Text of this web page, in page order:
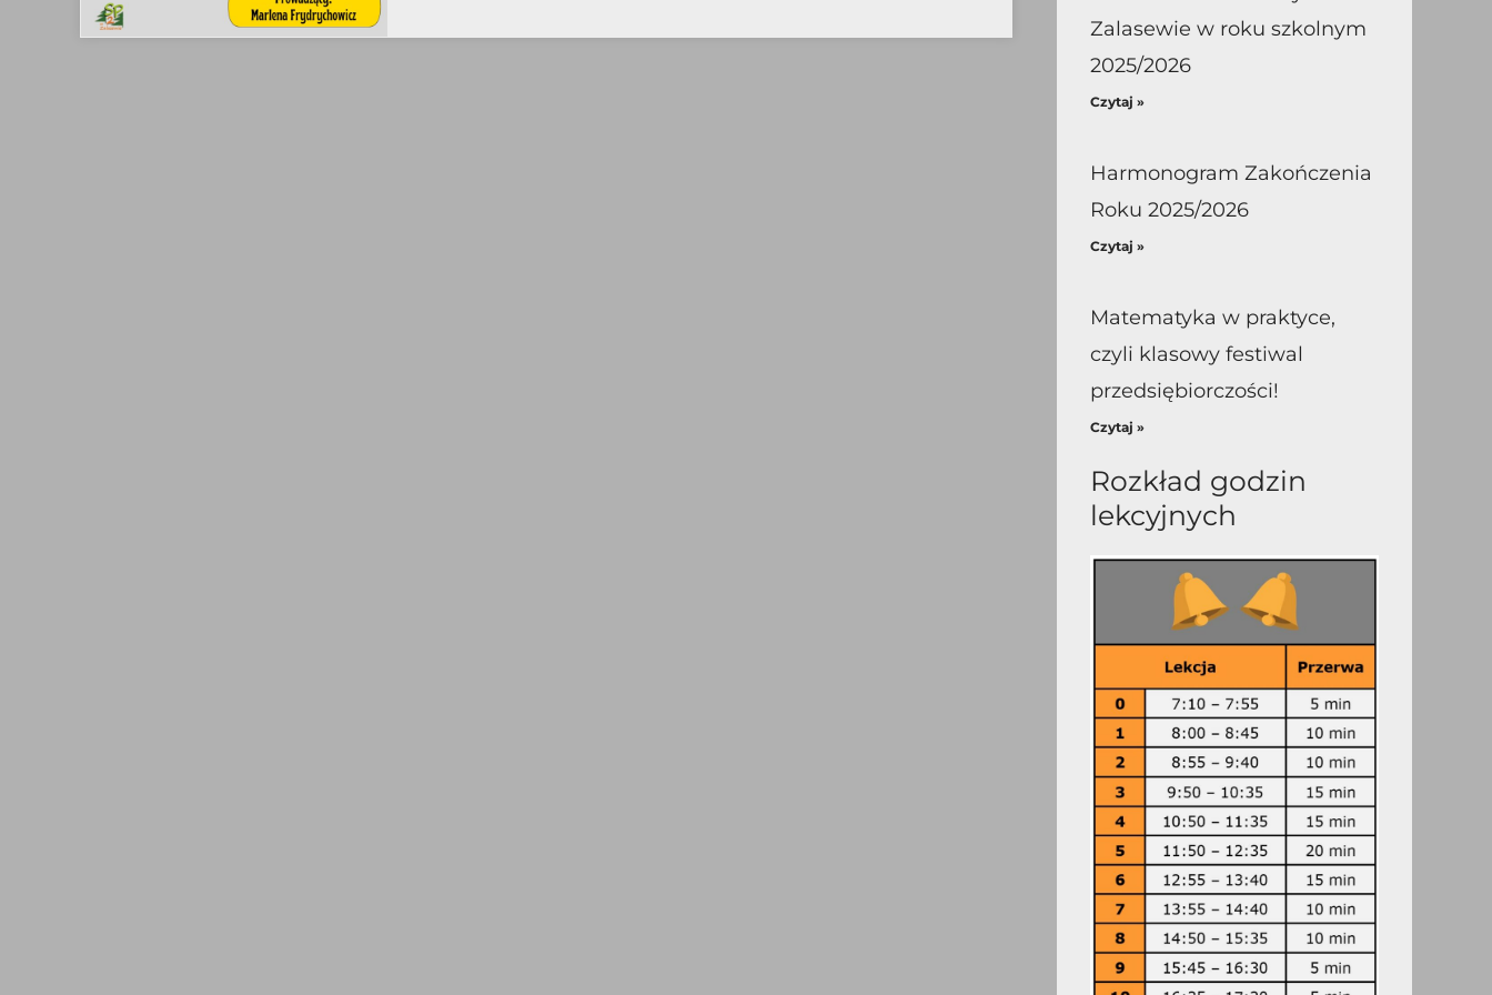
Zalasewie w roku szkolnym
2025/2026
Czytaj »
Harmonogram Zakończenia
Roku 2025/2026
Czytaj »
Matematyka w praktyce,
czyli klasowy festiwal
przedsiębiorczości!
Czytaj »
Rozkład godzin
lekcyjnych